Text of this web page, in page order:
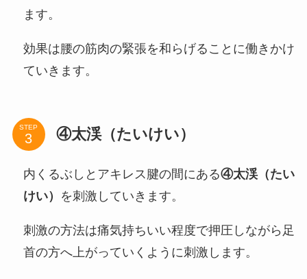
ます。
効果は腰の筋肉の緊張を和らげることに働きかけ
ていきます。
STEP ④太渓（たいけい）
内くるぶしとアキレス腱の間にある④太渓（たい
けい）
を刺激していきます。
刺激の方法は痛気持ちいい程度で押圧しながら足
首の方へ上がっていくように刺激します。